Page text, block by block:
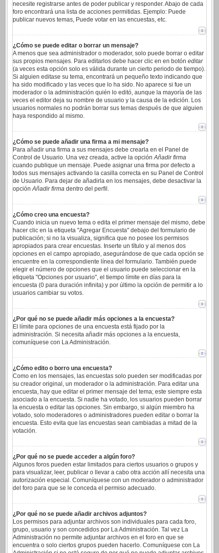
necesite registrarse antes de poder publicar y responder. Abajo de cada
foro encontrará una lista de acciones permitidas. Ejemplo: Puede
publicar nuevos temas, Puede votar en las encuestas, etc.
¿Cómo se puede editar o borrar un mensaje?
A menos que sea administrador o moderador, solo puede borrar o editar
sus propios mensajes. Para editarlos debe hacer clic en en botón editar
(a veces esta opción solo es válida durante un cierto periodo de tiempo).
Si alguien editase su tema, encontrará un pequeño texto indicando que
ha sido modificado y las veces que lo ha sido. No aparece si fue un
moderador o la administración quién lo editó, aunque la mayoría de las
veces el editor deja su nombre de usuario y la causa de la edición. Los
usuarios normales no podrán borrar sus temas después de que alguien
haya respondido al mismo.
¿Cómo se puede añadir una firma a mi mensaje?
Para añadir una firma a sus mensajes debe crearla en el Panel de
Control de Usuario. Una vez creada, active la opciónAñadir firma
cuando publique un mensaje. Puede asignar una firma por defecto a
todos sus mensajes activando la casilla correcta en su Panel de Control
de Usuario. Para dejar de añadirla en los mensajes, debe desactivar la
opciónAñadir firma dentro del perfil.
¿Cómo creo una encuesta?
Cuando inicia un nuevo tema o edita el primer mensaje del mismo, debe
hacer clic en la etiqueta "Agregar Encuesta" debajo del formulario de
publicación; si no la visualiza, significa que no posee los permisos
apropiados para crear encuestas. Inserte un título y al menos dos
opciones en el campo apropiado, asegurándose de que cada opción se
encuentre en la correspondiente línea del formulario. También puede
elegir el número de opciones que el usuario puede seleccionar en la
etiqueta "Opciones por usuario", el tiempo límite en días para la
encuesta (0 para duración infinita) y por último la opción de permitir a lo
usuarios cambiar su votos.
¿Por qué no se puede añadir más opciones a la encuesta?
El límite para opciones de una encuesta está fijado por la
administración. Si necesita añadir más opciones a la encuesta,
comuníquese con La Administración.
¿Cómo edito o borro una encuesta?
Como en los mensajes, las encuestas solo pueden ser modificadas por
su creador original, un moderador o la administración. Para editar una
encuesta, hay que editar el primer mensaje del tema; este siempre esta
asociado a la encuesta. Si nadie ha votado, los usuarios pueden borrar
la encuesta o editar las opciones. Sin embargo, si algún miembro ha
votado, solo moderadores o administradores pueden editar o borrar la
encuesta. Esto evita que las encuestas sean cambiadas a mitad de la
votación.
¿Por qué no se puede acceder a algún foro?
Algunos foros pueden estar limitados para ciertos usuarios o grupos y
para visualizar, leer, publicar o llevar a cabo otra acción allí necesita una
autorización especial. Comuníquese con un moderador o administrador
del foro para que se le conceda el permiso adecuado.
¿Por qué no se puede añadir archivos adjuntos?
Los permisos para adjuntar archivos son individuales para cada foro,
grupo, usuario y son concedidos por La Administración. Tal vez La
Administración no permite adjuntar archivos en el foro en que se
encuentra o solo ciertos grupos pueden hacerlo. Comuníquese con La